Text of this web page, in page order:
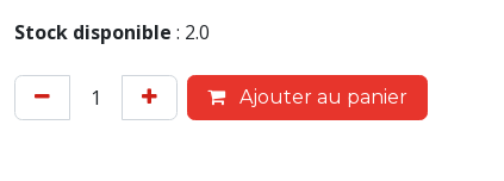
Stock disponible : 2.0
Ajouter au panier